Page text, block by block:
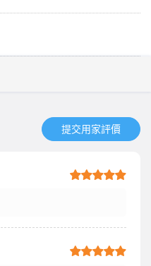
提交用家評價​